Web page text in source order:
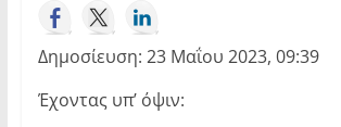
Δημοσίευση: 23 Μαΐου 2023, 09:39
Έχοντας υπ’ όψιν: